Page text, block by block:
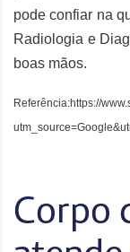
pode confiar na
Radiologia e
boas mãos.
Referência:https://
Corpo